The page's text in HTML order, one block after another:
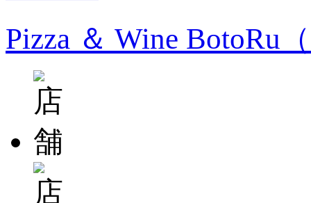
Pizza ＆ Wine BotoRu